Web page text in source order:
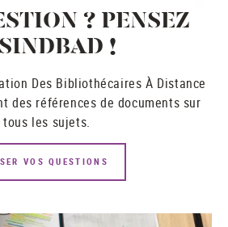
? PENSEZ
!
Des Bibliothécaires À Distance
des références de documents sur
tous les sujets.
VOS QUESTIONS